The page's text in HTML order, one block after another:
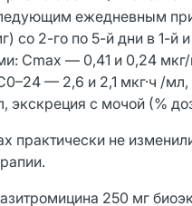
ежедневным
со 2-го по 5-й дни в 1-й
Cmax — 0,41 и 0,24
— 2,6 и 2,1 мкг·ч /
экскреция с мочой (%
практически не
250 мг